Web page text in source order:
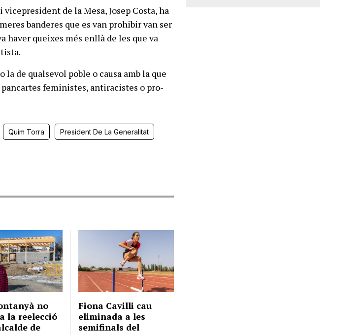
de la Mesa, Josep Costa, ha
banderes que es van prohibir van ser
haver queixes més enllà de les que va
de qualsevol poble o causa amb la que
feministes, antiracistes o pro-
Quim Torra President De La Generalitat
no
la reelecció
de
Fiona Cavilli cau
eliminada a les
semifinals del